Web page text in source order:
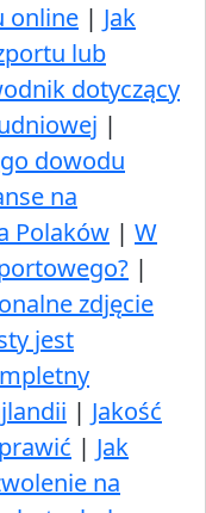
online | Jak
lub
dotyczący
|
dowodu
na
Polaków | W
|
zdjęcie
jest
| Jakość
| Jak
na